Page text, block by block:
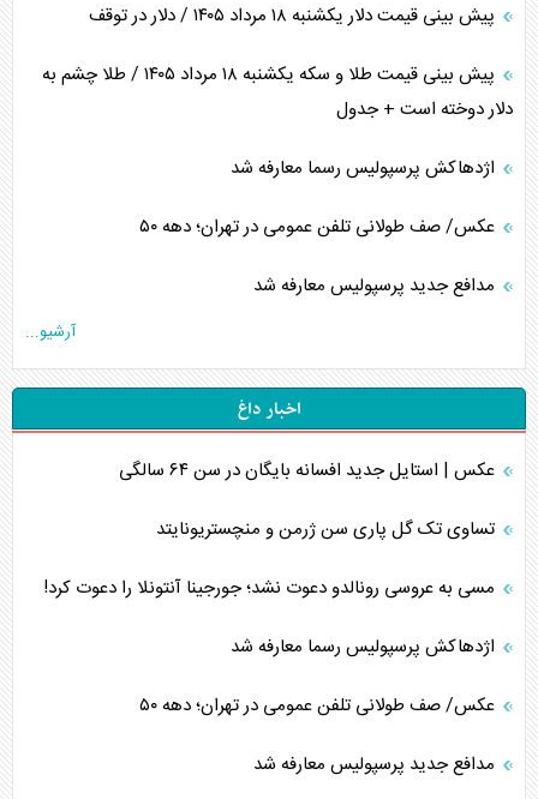
پیش بینی قیمت دلار یکشنبه ۱۸ مرداد ۱۴۰۵ / دلار در توقف
پیش بینی قیمت طلا و سکه یکشنبه ۱۸ مرداد ۱۴۰۵ / طلا چشم به
دلار دوخته است + جدول
اژدهاکش پرسپولیس رسما معارفه شد
عکس/ صف طولانی تلفن عمومی در تهران؛ دهه ۵۰
مدافع جدید پرسپولیس معارفه شد
آرشیو...
اخبار داغ
عکس | استایل جدید افسانه بایگان در سن ۶۴ سالگی
تساوی تک گل پاری سن ژرمن و منچستریونایتد
مسی به عروسی رونالدو دعوت نشد؛ جورجینا آنتونلا را دعوت کرد!
اژدهاکش پرسپولیس رسما معارفه شد
عکس/ صف طولانی تلفن عمومی در تهران؛ دهه ۵۰
مدافع جدید پرسپولیس معارفه شد